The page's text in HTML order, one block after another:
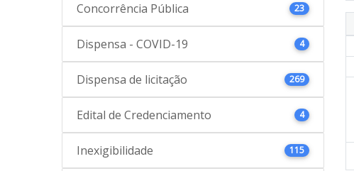
Concorrência Pública 23
Dispensa - COVID-19 4
Dispensa de licitação 269
Edital de Credenciamento 4
Inexigibilidade 115